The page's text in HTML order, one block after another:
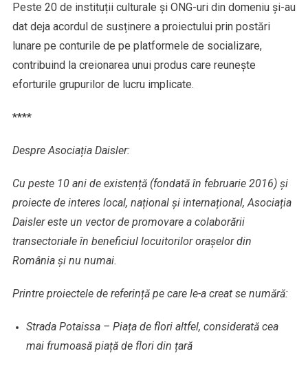
Peste 20 de instituții culturale și ONG-uri din domeniu și-au
dat deja acordul de susținere a proiectului prin postări
lunare pe conturile de pe platformele de socializare,
contribuind la creionarea unui produs care reunește
eforturile grupurilor de lucru implicate.
****
Despre Asociația Daisler:
Cu peste 10 ani de existență (fondată în februarie 2016) și
proiecte de interes local, național și internațional, Asociația
Daisler este un vector de promovare a colaborării
transectoriale în beneficiul locuitorilor orașelor din
România și nu numai.
Printre proiectele de referință pe care le-a creat se numără:
Strada Potaissa – Piața de flori altfel, considerată cea
mai frumoasă piață de flori din țară